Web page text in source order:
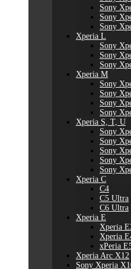
Sony
Sony
Sony
Xperia L
Sony
Sony
Sony
Xperia M
Sony
Sony
Sony
Sony
Xperia S, T, U
Sony
Sony
Sony
Sony
Sony
Xperia C
C4
C5 Ultra
C6 Ultra
Xperia E
Xperia
Xperia
xPeria
Xperia Arc X12
Sony Xperia